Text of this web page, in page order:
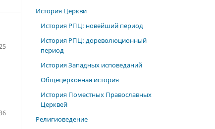
История Церкви
История РПЦ: новейший период
История РПЦ: дореволюционный
период
История Западных исповеданий
Общецерковная история
История Поместных Православных
Церквей
Религиоведение